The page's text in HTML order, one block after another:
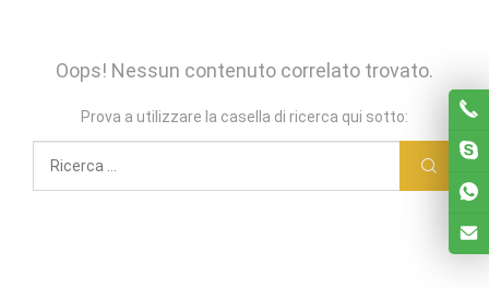
Oops! Nessun contenuto correlato trovato.
Prova a utilizzare la casella di ricerca qui sotto: